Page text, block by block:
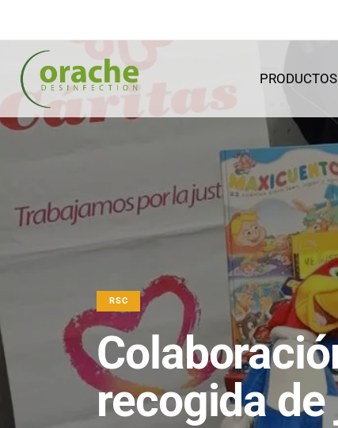
PRODUCTOS
RSC
recogida